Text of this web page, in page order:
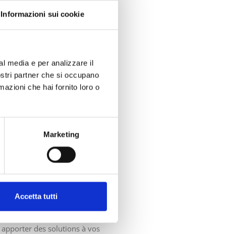
Informazioni sui cookie
media e per analizzare il
partner che si occupano
che hai fornito loro o
Marketing
Accetta tutti
PPWR, qui va
a mis l’accent sur le détail
ne disposent pas de la
C’est pourquoi
précieux pour le
des solutions à vos